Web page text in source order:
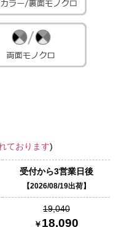
ております)
受付から3営業日後
2026/08/19出荷
19,040
18,090